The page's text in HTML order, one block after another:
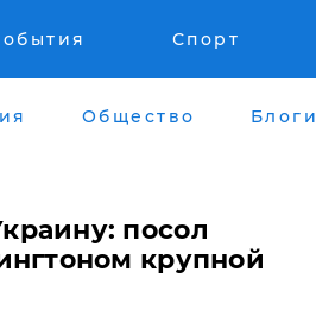
Спорт
Общество Блоги
посол
крупной